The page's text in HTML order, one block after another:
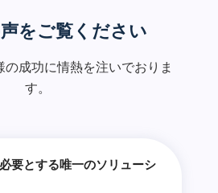
をご覧ください
成功に情熱を注いでおりま
す。
要とする唯一のソリューシ